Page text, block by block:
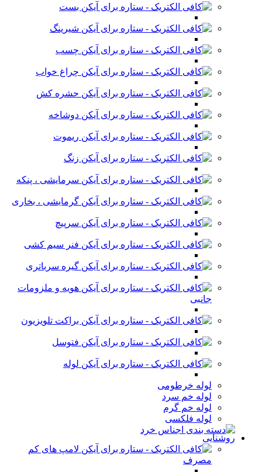
بست
شیرینگ
چسب
چراغ خواب
حشره کش
دوشاخه
ریموت
زنگ
سرمایشی ، پنکه
گرمایشی ، بخاری
سرپیچ
فنر سیم کشی
گیره سرباتری
هویه و ملزومات
جانبی
براکت تلویزیون
فتوسل
لوله
لوله خرطومی
لوله خم سرد
لوله خم گرم
لوله فلکسی
روشنایی
لامپ های کم
مصرف